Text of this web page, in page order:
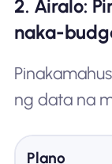
2. Airalo:
naka-
ng data na
Plano